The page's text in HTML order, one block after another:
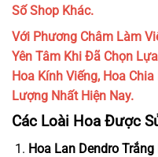
Số Shop Khác.
Với Phương Châm Làm
Yên Tâm Khi Đã Chọn
Hoa Kính Viếng, Hoa
Lượng Nhất Hiện Nay.
Các Loài Hoa Được
Hoa Lan Dendro